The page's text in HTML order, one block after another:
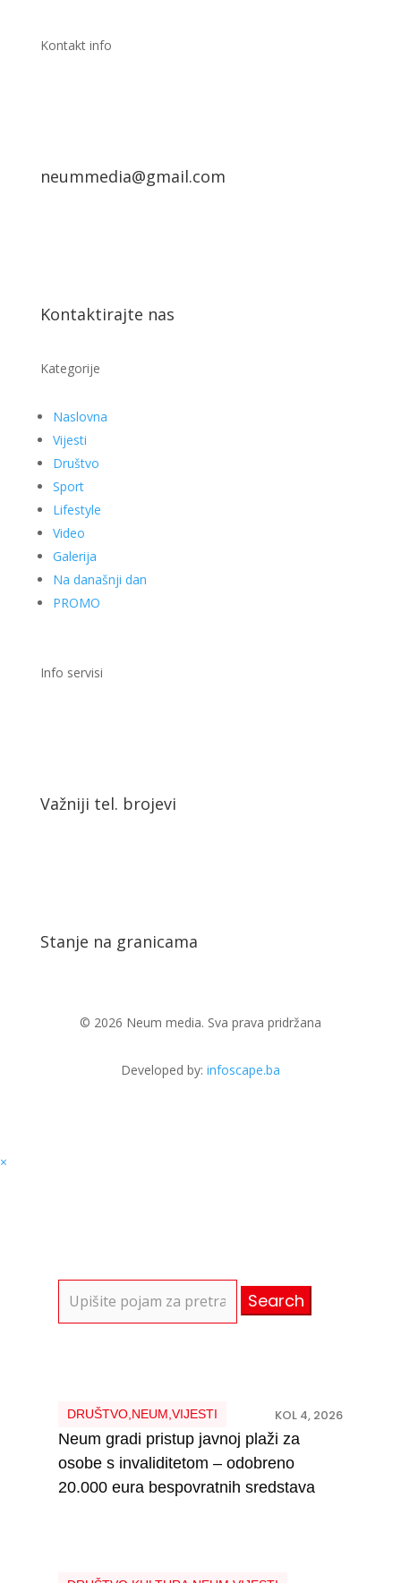
Kontakt info
neummedia@gmail.com
Kontaktirajte nas
Kategorije
Naslovna
Vijesti
Društvo
Sport
Lifestyle
Video
Galerija
Na današnji dan
PROMO
Info servisi
Važniji tel. brojevi
Stanje na granicama
© 2026 Neum media. Sva prava pridržana
Developed by: infoscape.ba
×
for:
DRUŠTVO, NEUM VIJESTI KOL 4, 2026
Neum gradi pristup javnoj plaži za
osobe s invaliditetom – odobreno
20.000 eura bespovratnih sredstava